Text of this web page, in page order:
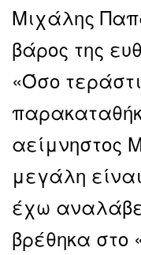
Μιχάλης
βάρος της
«Όσο
αείμνηστος
μεγάλη
έχω
βρέθηκα στο